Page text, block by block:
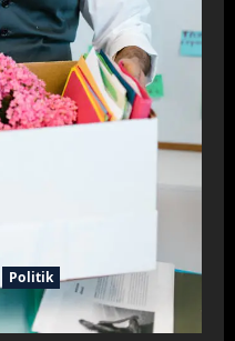
Politik